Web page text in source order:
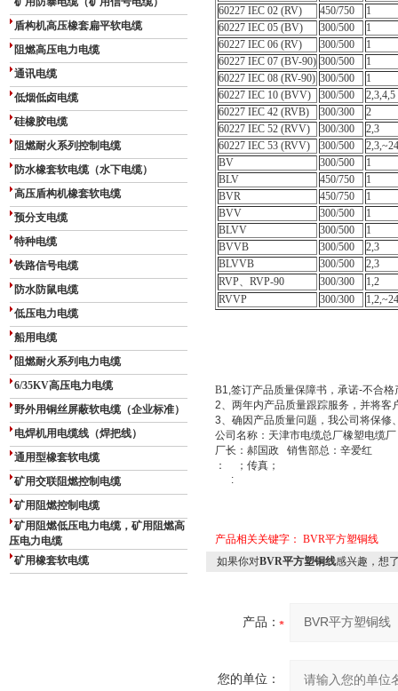
盾构机高压橡套扁平软电缆
阻燃高压电力电缆
通讯电缆
低烟低卤电缆
硅橡胶电缆
阻燃耐火系列控制电缆
防水橡套软电缆（水下电缆）
高压盾构机橡套软电缆
预分支电缆
特种电缆
铁路信号电缆
防水防鼠电缆
低压电力电缆
船用电缆
阻燃耐火系列电力电缆
6/35KV高压电力电缆
野外用铜丝屏蔽软电缆（企业标准）
电焊机用电缆线（焊把线）
通用型橡套软电缆
矿用交联阻燃控制电缆
矿用阻燃控制电缆
矿用阻燃低压电力电缆，矿用阻燃高
压电力电缆
矿用橡套软电缆
60227 IEC 02 (RV)
450/750
1
60227 IEC 05 (BV)
300/500
1
60227 IEC 06 (RV)
300/500
1
60227 IEC 07 (BV-90) 300/500
1
60227 IEC 08 (RV-90) 300/500
1
60227 IEC 10 (BVV)
300/500
2,3,4,5
60227 IEC 42 (RVB)
300/300
2
60227 IEC 52 (RVV)
300/300
2,3
60227 IEC 53 (RVV)
300/500
BV
300/500
1
BLV
450/750
1
BVR
450/750
1
BVV
300/500
1
BLVV
300/500
1
BVVB
300/500
2,3
BLVVB
300/500
2,3
RVP、RVP-90
300/300
1,2
RVVP
300/300
B1,签订产品质量保障书，承诺-不合格
2、两年内产品质量跟踪服务，并将客
3、确因产品质量问题，我公司将保修
公司名称：天津市电缆总厂橡塑电缆
厂长：郝国政
销售部总：辛爱红
：
；传真；
:
产品相关关键字： BVR平方塑铜线
如果你对BVR平方塑铜线感兴趣，想
产品：
您的单位：